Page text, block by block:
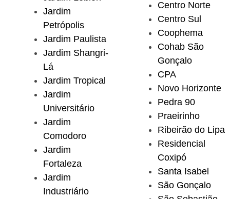
Jardim
Petrópolis
Jardim Paulista
Jardim Shangri-
Lá
Jardim Tropical
Jardim
Universitário
Jardim
Comodoro
Jardim
Fortaleza
Jardim
Industriário
Centro Norte
Centro Sul
Coophema
Cohab São
Gonçalo
CPA
Novo Horizonte
Pedra 90
Praeirinho
Ribeirão do Lipa
Residencial
Coxipó
Santa Isabel
São Gonçalo